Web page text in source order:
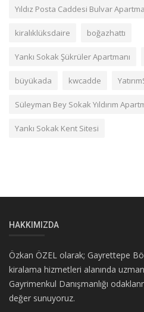
Yıldız Posta Caddesi Bulvar
kiralıklüksdaire boğazhattı
Yankı Sokak Şükrüler Apartmanı
büyükada kwcadde
Süleyman Bey Sokak Yıldırım
Yankı Sokak Kent Sitesi
HAKKIMIZDA
Özkan ÖZEL olarak; Gayrettepe
kiralama hizmetleri alanında
Gayrimenkul Danışmanlığı
değer sunuyoruz.